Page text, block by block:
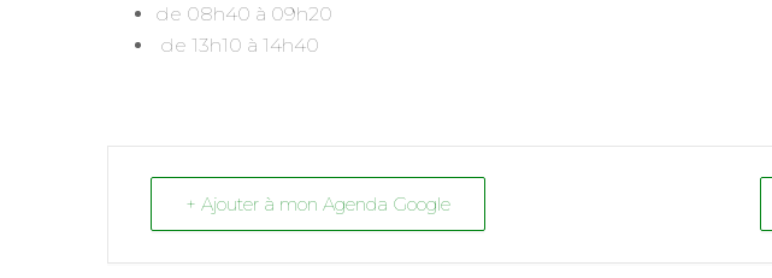
de 08h40 à 09h20
de 13h10 à 14h40
+ Ajouter à mon Agenda Google